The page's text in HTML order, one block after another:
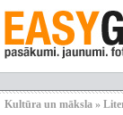
Kultūra un māksla »